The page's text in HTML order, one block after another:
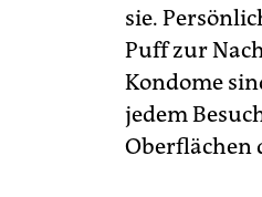
sie.
Puff zur
Kondome
jedem
Oberflächen